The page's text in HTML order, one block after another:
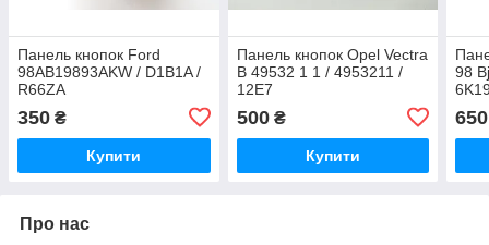
Панель кнопок Ford
98AB19893AKW / D1B1A /
R66ZA
350 ₴
Купити
Панель кнопок Opel Vectra
B 49532 1 1 / 4953211 /
12E7
500₴
Купити
98
650
Про нас